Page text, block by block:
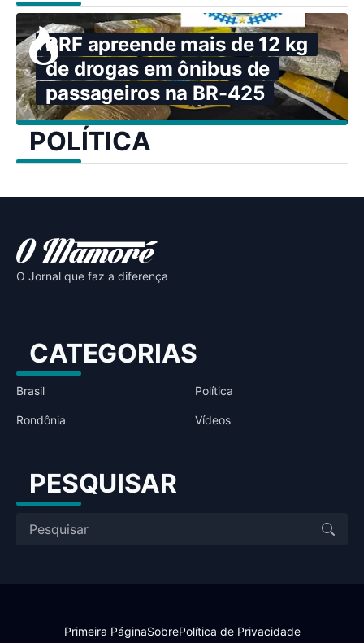
PRF apreende mais de 12 kg
de drogas em ônibus de
passageiros na BR-425
POLÍTICA
O Jornal que faz a diferença
CATEGORIAS
Brasil Política
Rondônia Vídeos
PESQUISAR
Primeira PáginaSobrePolítica de Privacidade